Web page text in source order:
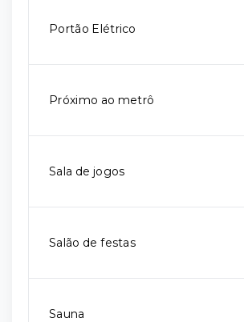
Portão Elétrico
Próximo ao metrô
Sala de jogos
Salão de festas
Sauna